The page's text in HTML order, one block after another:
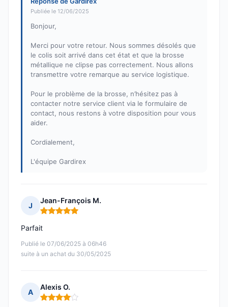
Publiée le 12/06/2025
Bonjour,
Merci pour votre retour. Nous sommes désolés que
le colis soit arrivé dans cet état et que la brosse
métallique ne clipse pas correctement. Nous allons
transmettre votre remarque au service logistique.
Pour le problème de la brosse, n’hésitez pas à
contacter notre service client via le formulaire de
contact, nous restons à votre disposition pour vous
aider.
Cordialement,
L'équipe Gardirex
J
Jean-François M.
Note : 5 sur 5
Publié le 07/06/2025 à 06h46
suite à un achat du 30/05/2025
Parfait
A
Alexis O.
Note : 4 sur 5